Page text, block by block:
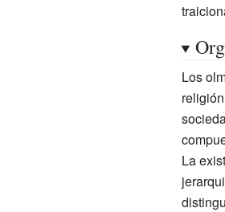
Los
La